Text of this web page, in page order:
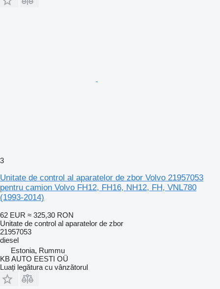
3
Unitate de control al aparatelor de zbor Volvo 21957053
pentru camion Volvo FH12, FH16, NH12, FH, VNL780
(1993-2014)
62 EUR ≈ 325,30 RON
Unitate de control al aparatelor de zbor
21957053
diesel
Estonia, Rummu
KB AUTO EESTI OÜ
Luați legătura cu vânzătorul